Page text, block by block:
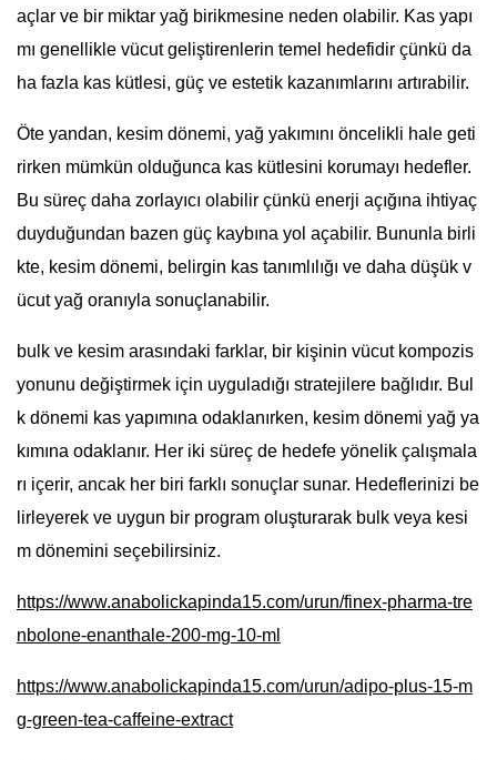
açlar ve bir miktar yağ birikmesine neden olabilir. Kas yapı
mı genellikle vücut geliştirenlerin temel hedefidir çünkü da
ha fazla kas kütlesi, güç ve estetik kazanımlarını artırabilir.
Öte yandan, kesim dönemi, yağ yakımını öncelikli hale geti
rirken mümkün olduğunca kas kütlesini korumayı hedefler.
Bu süreç daha zorlayıcı olabilir çünkü enerji açığına ihtiyaç
duyduğundan bazen güç kaybına yol açabilir. Bununla birli
kte, kesim dönemi, belirgin kas tanımlılığı ve daha düşük v
ücut yağ oranıyla sonuçlanabilir.
bulk ve kesim arasındaki farklar, bir kişinin vücut kompozis
yonunu değiştirmek için uyguladığı stratejilere bağlıdır. Bul
k dönemi kas yapımına odaklanırken, kesim dönemi yağ ya
kımına odaklanır. Her iki süreç de hedefe yönelik çalışmala
rı içerir, ancak her biri farklı sonuçlar sunar. Hedeflerinizi be
lirleyerek ve uygun bir program oluşturarak bulk veya kesi
m dönemini seçebilirsiniz.
https://www.anabolickapinda15.com/urun/finex-pharma-tre
nbolone-enanthale-200-mg-10-ml
https://www.anabolickapinda15.com/urun/adipo-plus-15-m
g-green-tea-caffeine-extract